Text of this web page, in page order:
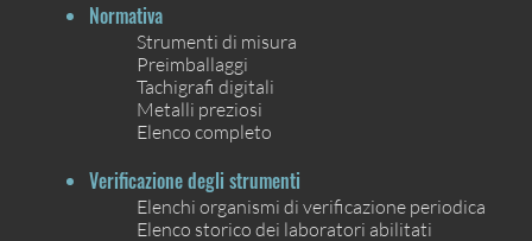
Normativa
Strumenti di misura
Preimballaggi
Tachigrafi digitali
Metalli preziosi
Elenco completo
Verificazione degli strumenti
Elenchi organismi di verificazione periodica
Elenco storico dei laboratori abilitati